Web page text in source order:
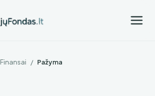
Finansai / Pažyma